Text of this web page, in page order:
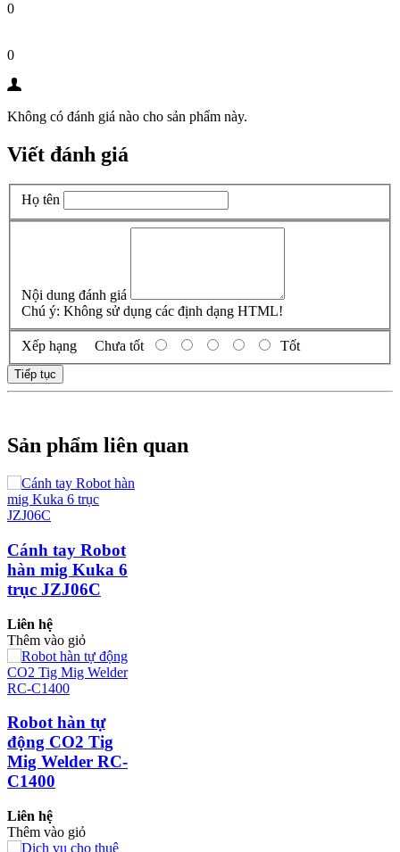
0
0
Không có đánh giá nào cho sản phẩm này.
Viết đánh giá
Họ tên
Nội dung đánh giá
Chú ý: Không sử dụng các định dạng HTML!
Xếp hạng Chưa tốt Tốt
Tiếp tục
Sản phẩm liên quan
Cánh tay Robot
hàn mig Kuka 6
trục JZJ06C
Liên hệ
Thêm vào giỏ
Robot hàn tự
động CO2 Tig
Mig Welder RC-
C1400
Liên hệ
Thêm vào giỏ